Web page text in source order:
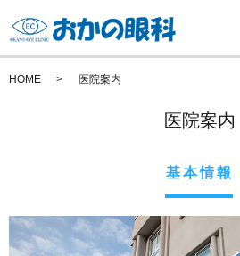
HOME 医院案内
医院案内
基本情報